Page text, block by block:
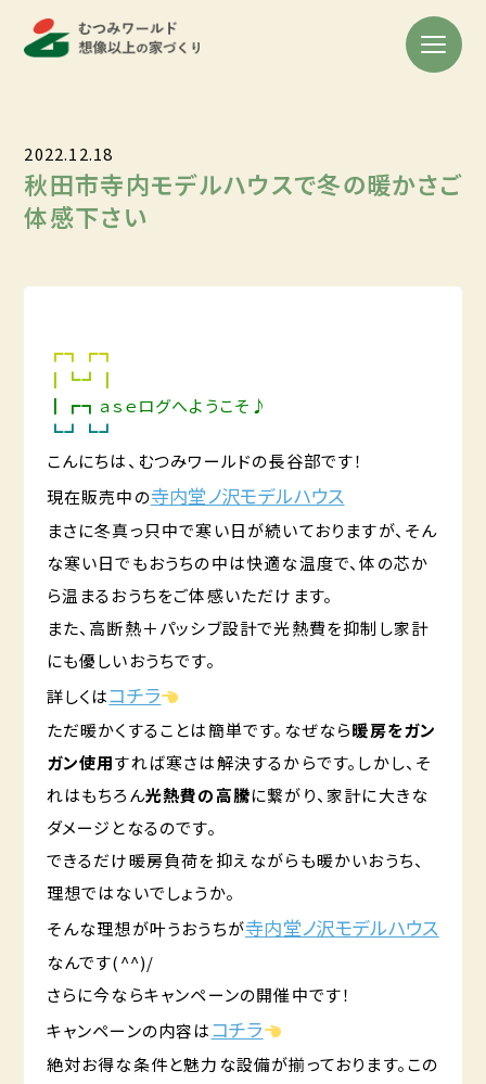
2022.12.18
秋田市寺内モデルハウスで冬の暖かさご
体感下さい
┏┓┏┓
┃┗┛┃
┃┏┓ａｓｅログへようこそ♪
┗┛┗┛
こんにちは、むつみワールドの長谷部です！
現在販売中の寺内堂ノ沢モデルハウス
まさに冬真っ只中で寒い日が続いておりますが、そん
な寒い日でもおうちの中は快適な温度で、体の芯か
ら温まるおうちをご体感いただけます。
また、高断熱＋パッシブ設計で光熱費を抑制し家計
にも優しいおうちです。
詳しくはコチラ
ただ暖かくすることは簡単です。なぜなら暖房をガン
ガン使用すれば寒さは解決するからです。しかし、そ
れはもちろん光熱費の高騰に繋がり、家計に大きな
ダメージとなるのです。
できるだけ暖房負荷を抑えながらも暖かいおうち、
理想ではないでしょうか。
そんな理想が叶うおうちが寺内堂ノ沢モデルハウス
なんです(^^)/
さらに今ならキャンペーンの開催中です！
キャンペーンの内容はコチラ
絶対お得な条件と魅力な設備が揃っております。この